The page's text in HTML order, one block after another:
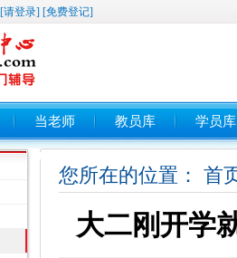
[请登录] [免费登记]
当老师 教员库 学员库
您所在的位置： 首
大二刚开学